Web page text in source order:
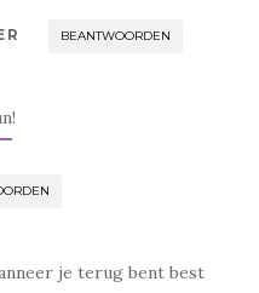
BEANTWOORDEN
je terug bent best